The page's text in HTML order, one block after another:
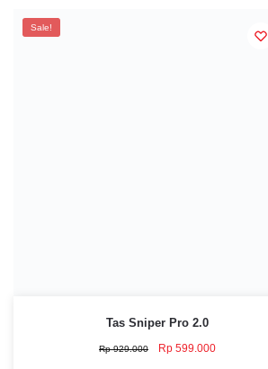
Sale!
Tas Sniper Pro 2.0
Rp929.000
Original
Rp 599.000Current